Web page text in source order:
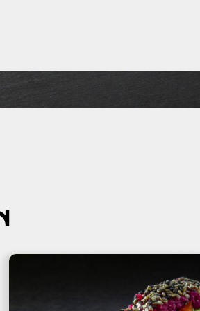
Ab 30,00€
Ab 30,00€